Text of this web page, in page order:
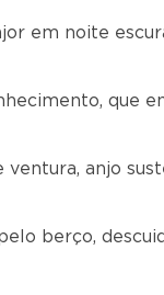
em noite
que
anjo
berço,